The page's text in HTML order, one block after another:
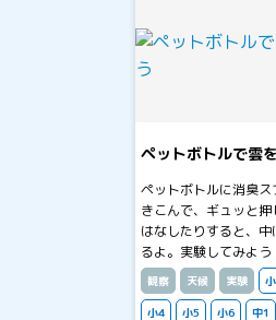
ペットボトルで雲
ペットボトルに消臭ス
きこんで、ギュッと押
はなしたりすると、
るよ。実験してみよう
観察 天候 実験
小4 小5 小6 中1